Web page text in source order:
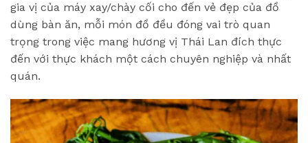
gia vị của máy xay/chày cối cho đến vẻ đẹp của đồ
dùng bàn ăn, mỗi món đồ đều đóng vai trò quan
trọng trong việc mang hương vị Thái Lan đích thực
đến với thực khách một cách chuyên nghiệp và nhất
quán.